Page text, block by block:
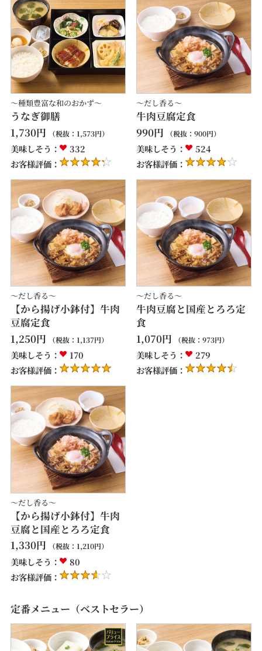
～種類豊富な和のおかず～
うなぎ御膳
1,730円 （税抜： 1,573円）
美味しそう：
332
お客様評価：
～だし香る～
牛肉豆腐定食
990円 （税抜： 900円）
美味しそう：
524
お客様評価：
～だし香る～
【から揚げ小鉢付】牛肉
豆腐定食
1,250円 （税抜： 1,137円）
美味しそう：
170
お客様評価：
～だし香る～
牛肉豆腐と国産とろろ定
食
1,070円 （税抜： 973円）
美味しそう：
279
お客様評価：
～だし香る～
【から揚げ小鉢付】牛肉
豆腐と国産とろろ定食
1,330円 （税抜： 1,210円）
美味しそう：
80
お客様評価：
定番メニュー（ベストセラー）